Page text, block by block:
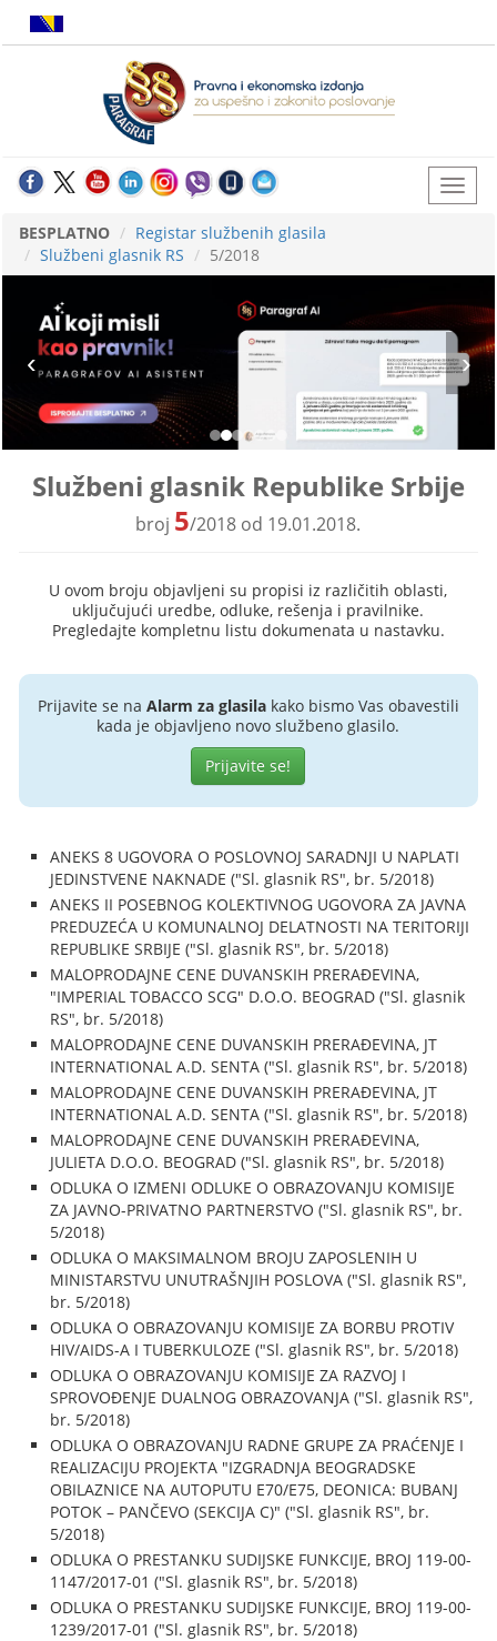
BESPLATNO
Registar službenih glasila
Službeni glasnik RS
5/2018
Službeni glasnik Republike Srbije
broj 5/2018 od 19.01.2018.
U ovom broju objavljeni su propisi iz različitih oblasti,
uključujući uredbe, odluke, rešenja i pravilnike.
Pregledajte kompletnu listu dokumenata u nastavku.
Prijavite se na Alarm za glasilakako bismo Vas obavestili
kada je objavljeno novo službeno glasilo.
Prijavite se!
ANEKS 8 UGOVORA O POSLOVNOJ SARADNJI U NAPLATI
JEDINSTVENE NAKNADE ("Sl. glasnik RS", br. 5/2018)
ANEKS II POSEBNOG KOLEKTIVNOG UGOVORA ZA JAVNA
PREDUZEĆA U KOMUNALNOJ DELATNOSTI NA TERITORIJI
REPUBLIKE SRBIJE ("Sl. glasnik RS", br. 5/2018)
MALOPRODAJNE CENE DUVANSKIH PRERAĐEVINA,
"IMPERIAL TOBACCO SCG" D.O.O. BEOGRAD ("Sl. glasnik
RS", br. 5/2018)
MALOPRODAJNE CENE DUVANSKIH PRERAĐEVINA, JT
INTERNATIONAL A.D. SENTA ("Sl. glasnik RS", br. 5/2018)
MALOPRODAJNE CENE DUVANSKIH PRERAĐEVINA, JT
INTERNATIONAL A.D. SENTA ("Sl. glasnik RS", br. 5/2018)
MALOPRODAJNE CENE DUVANSKIH PRERAĐEVINA,
JULIETA D.O.O. BEOGRAD ("Sl. glasnik RS", br. 5/2018)
ODLUKA O IZMENI ODLUKE O OBRAZOVANJU KOMISIJE
ZA JAVNO-PRIVATNO PARTNERSTVO ("Sl. glasnik RS", br.
5/2018)
ODLUKA O MAKSIMALNOM BROJU ZAPOSLENIH U
MINISTARSTVU UNUTRAŠNJIH POSLOVA ("Sl. glasnik RS",
br. 5/2018)
ODLUKA O OBRAZOVANJU KOMISIJE ZA BORBU PROTIV
HIV/AIDS-A I TUBERKULOZE ("Sl. glasnik RS", br. 5/2018)
ODLUKA O OBRAZOVANJU KOMISIJE ZA RAZVOJ I
SPROVOĐENJE DUALNOG OBRAZOVANJA ("Sl. glasnik RS",
br. 5/2018)
ODLUKA O OBRAZOVANJU RADNE GRUPE ZA PRAĆENJE I
REALIZACIJU PROJEKTA "IZGRADNJA BEOGRADSKE
OBILAZNICE NA AUTOPUTU E70/E75, DEONICA: BUBANJ
POTOK – PANČEVO (SEKCIJA C)" ("Sl. glasnik RS", br.
5/2018)
ODLUKA O PRESTANKU SUDIJSKE FUNKCIJE, BROJ 119-00-
1147/2017-01 ("Sl. glasnik RS", br. 5/2018)
ODLUKA O PRESTANKU SUDIJSKE FUNKCIJE, BROJ 119-00-
1239/2017-01 ("Sl. glasnik RS", br. 5/2018)